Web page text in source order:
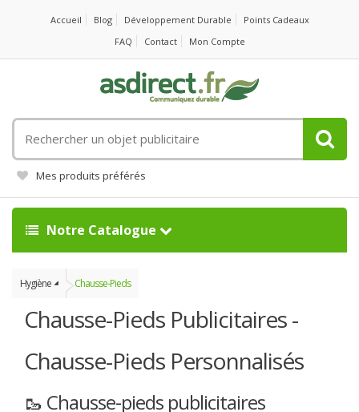
Accueil Blog Développement Durable
Points Cadeaux
FAQ
Contact Mon Compte
un
objet
publicitaire
Mes produits préférés
Notre Catalogue
Hygiène Chausse-Pieds
Chausse-Pieds Publicitaires -
Chausse-Pieds Personnalisés
🥾 Chausse-pieds publicitaires